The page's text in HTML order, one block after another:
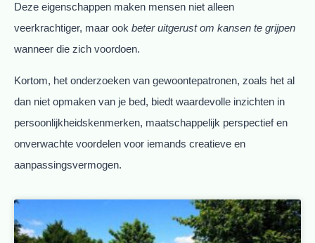
Deze eigenschappen maken mensen niet alleen
veerkrachtiger, maar ook beter uitgerust om kansen te grijpen
wanneer die zich voordoen.
Kortom, het onderzoeken van gewoontepatronen, zoals het al
dan niet opmaken van je bed, biedt waardevolle inzichten in
persoonlijkheidskenmerken, maatschappelijk perspectief en
onverwachte voordelen voor iemands creatieve en
aanpassingsvermogen.